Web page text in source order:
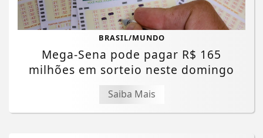
BRASIL/MUNDO
Mega-Sena pode pagar R$ 165
milhões em sorteio neste domingo
Saiba Mais